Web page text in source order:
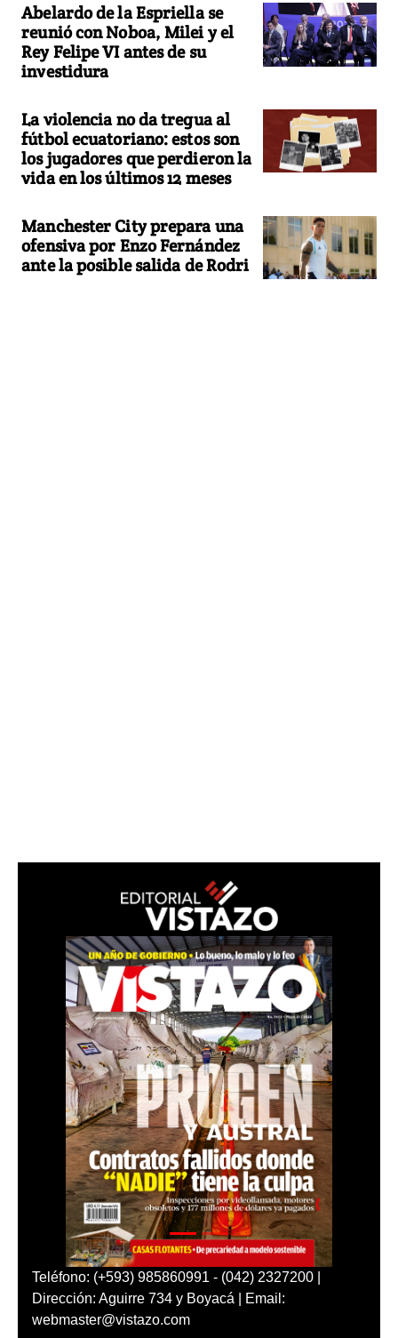
Abelardo de la Espriella se
reunió con Noboa, Milei y el
Rey Felipe VI antes de su
investidura
La violencia no da tregua al
fútbol ecuatoriano: estos son
los jugadores que perdieron la
vida en los últimos 12 meses
Manchester City prepara una
ofensiva por Enzo Fernández
ante la posible salida de Rodri
Teléfono: (+593) 985860991 - (042) 2327200 |
Dirección: Aguirre 734 y Boyacá | Email:
webmaster@vistazo.com